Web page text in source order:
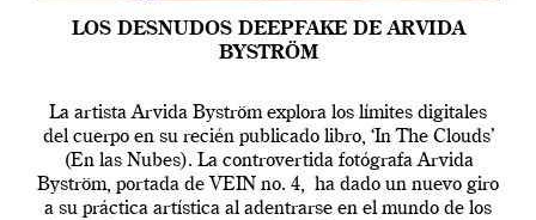
LOS DESNUDOS DEEPFAKE DE ARVIDA
BYSTRÖM
La artista Arvida Byström explora los límites digitales
del cuerpo en su recién publicado libro, ‘In The Clouds’
(En las Nubes). La controvertida fotógrafa Arvida
Byström, portada de VEIN no. 4, ha dado un nuevo giro
a su práctica artística al adentrarse en el mundo de los